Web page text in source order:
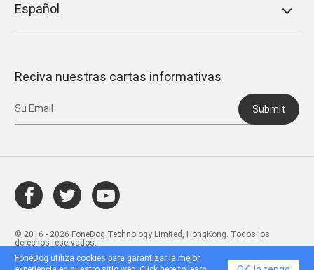
Español
Reciva nuestras cartas informativas
Submit
© 2016 - 2026 FoneDog Technology Limited, HongKong. Todos los
derechos reservados.
FoneDog utiliza cookies para garantizar la mejor